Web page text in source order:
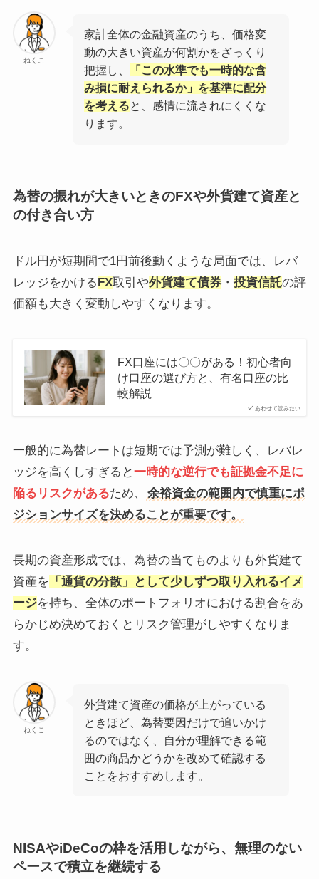
ねくこ
家計全体の金融資産のうち、価格変
動の大きい資産が何割かをざっくり
把握し、
「この水準でも一時的な含
み損に耐えられるか」を基準に配分
を考えると、感情に流されにくくな
ります。
為替の振れが大きいときのFXや外貨建て資産と
の付き合い方
ドル円が短期間で1円前後動くような局面では、レバ
レッジをかける FX取引や外貨建て債券・ 投資信託の評
価額も大きく変動しやすくなります。
あわせて読みたい
FX口座には〇〇がある！初心者向
け口座の選び方と、有名口座の比
較解説
一般的に為替レートは短期では予測が難しく、レバレ
ッジを高くしすぎると一時的な逆行でも証拠金不足に
陥るリスクがあるため、
余裕資金の範囲内で慎重にポ
ジションサイズを決めることが重要です。
長期の資産形成では、為替の当てものよりも外貨建て
資産を 「通貨の分散」として少しずつ取り入れるイメ
ージを持ち、全体のポートフォリオにおける割合をあ
らかじめ決めておくとリスク管理がしやすくなりま
す。
ねくこ
外貨建て資産の価格が上がっている
ときほど、為替要因だけで追いかけ
るのではなく、自分が理解できる範
囲の商品かどうかを改めて確認する
ことをおすすめします。
NISAやiDeCoの枠を活用しながら、無理のない
ペースで積立を継続する